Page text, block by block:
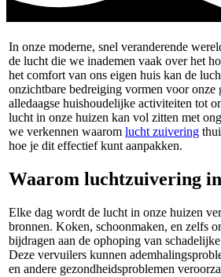
In onze moderne, snel veranderende
de lucht die we inademen vaak over het
het comfort van ons eigen huis kan de
onzichtbare bedreiging vormen voor onze
alledaagse huishoudelijke activiteiten tot
lucht in onze huizen kan vol zitten met
we verkennen waarom lucht zuivering
hoe je dit effectief kunt aanpakken.
Waarom luchtzuivering
Elke dag wordt de lucht in onze huizen
bronnen. Koken, schoonmaken, en zelfs
bijdragen aan de ophoping van
Deze vervuilers kunnen
en andere gezondheidsproblemen